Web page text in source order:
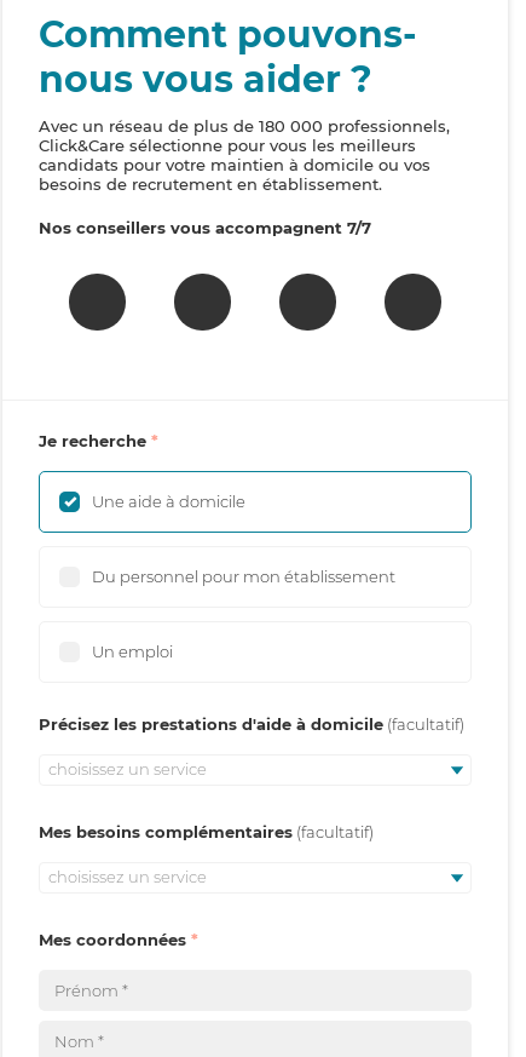
Comment pouvons-
nous vous aider ?
Avec un réseau de plus de 180 000 professionnels,
Click&Care sélectionne pour vous les meilleurs
candidats pour votre maintien à domicile ou vos
besoins de recrutement en établissement.
Nos conseillers vous accompagnent 7/7
Je recherche
Une aide à domicile
Du personnel pour mon établissement
Un emploi
Précisez les prestations d'aide à domicile
choisissez un service
Mes besoins complémentaires
choisissez un service
Mes coordonnées